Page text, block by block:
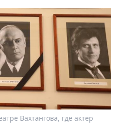
Вахтангова, где актер